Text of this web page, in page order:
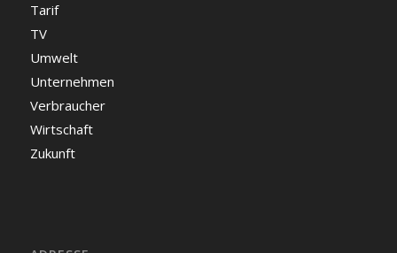
Tarif
TV
Umwelt
Unternehmen
Verbraucher
Wirtschaft
Zukunft